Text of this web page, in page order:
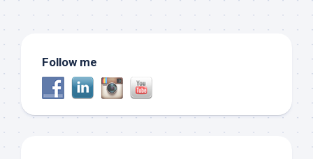
Follow me